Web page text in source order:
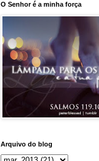
O Senhor é a minha força
Arquivo do blog